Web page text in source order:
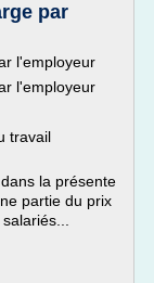
par
l'employeur
l'employeur
travail
la présente
partie du prix